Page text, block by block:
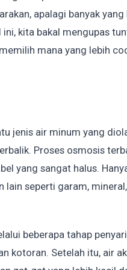
apalagi banyak
kita bakal mengupas
mana yang lebih
jenis air minum yang
Proses osmosis
yang sangat halus.
seperti garam,
beberapa tahap
kotoran. Setelah itu, air